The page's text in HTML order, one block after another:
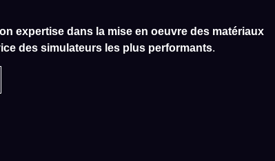
expertise dans la mise en oeuvre des matériaux
des simulateurs les plus performants.